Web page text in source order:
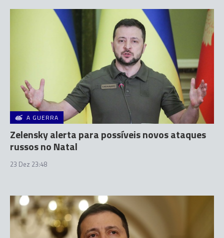
A GUERRA
Zelensky alerta para possíveis novos ataques
russos no Natal
23 Dez 23:48